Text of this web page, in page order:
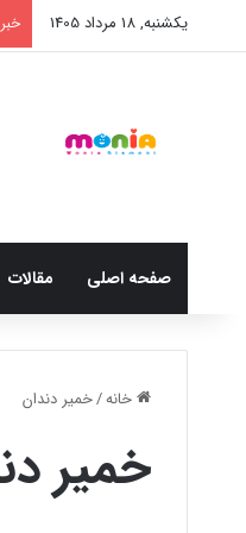
یکشنبه, 18 مرداد 1405
صفحه اصلی مقالات
خانه/خمیر دندان
خمیر